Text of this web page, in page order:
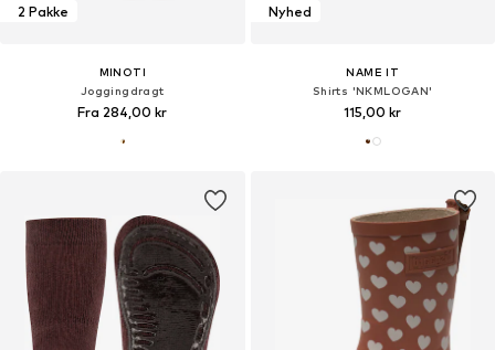
2 Pakke
MINOTI
Joggingdragt
Fra 284,00 kr
Nyhed
NAME IT
Shirts 'NKMLOGAN'
115,00 kr